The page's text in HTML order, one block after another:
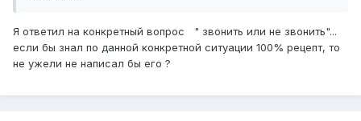
Я ответил на конкретный вопрос " звонить или не звонить"...
если бы знал по данной конкретной ситуации 100% рецепт, то
не ужели не написал бы его ?